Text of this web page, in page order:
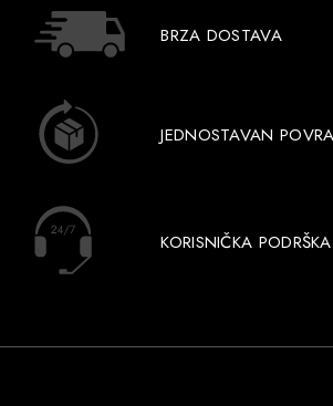
BRZA DOSTAVA
JEDNOSTAVAN
KORISNIČKA PODRŠKA